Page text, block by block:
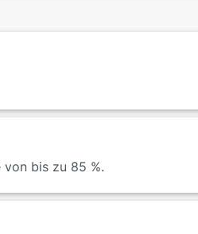
bis zu 85 %.